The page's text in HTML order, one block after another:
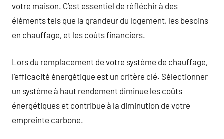
votre maison. C’est essentiel de réfléchir à des
éléments tels que la grandeur du logement, les besoins
en chauffage, et les coûts financiers.
Lors du remplacement de votre système de chauffage,
l’efficacité énergétique est un critère clé. Sélectionner
un système à haut rendement diminue les coûts
énergétiques et contribue à la diminution de votre
empreinte carbone.